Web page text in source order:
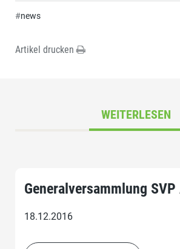
#news
Artikel drucken
WEITERLESEN
Generalversammlung SVP
18.12.2016